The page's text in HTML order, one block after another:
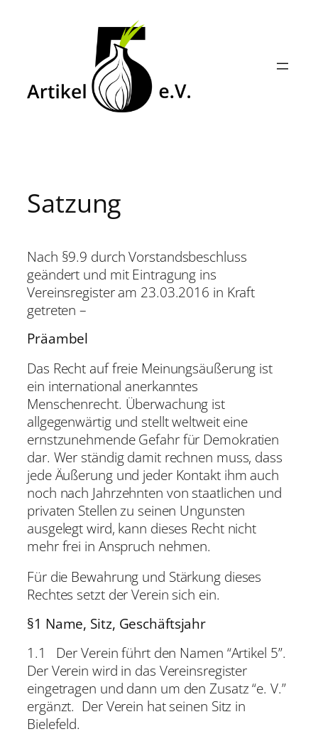
Satzung
Nach §9.9 durch Vorstandsbeschluss
geändert und mit Eintragung ins
Vereinsregister am 23.03.2016 in Kraft
getreten –
Präambel
Das Recht auf freie Meinungsäußerung ist
ein international anerkanntes
Menschenrecht. Überwachung ist
allgegenwärtig und stellt weltweit eine
ernstzunehmende Gefahr für Demokratien
dar. Wer ständig damit rechnen muss, dass
jede Äußerung und jeder Kontakt ihm auch
noch nach Jahrzehnten von staatlichen und
privaten Stellen zu seinen Ungunsten
ausgelegt wird, kann dieses Recht nicht
mehr frei in Anspruch nehmen.
Für die Bewahrung und Stärkung dieses
Rechtes setzt der Verein sich ein.
§1 Name, Sitz, Geschäftsjahr
1.1 Der Verein führt den Namen “Artikel 5”.
Der Verein wird in das Vereinsregister
eingetragen und dann um den Zusatz “e. V.”
ergänzt. Der Verein hat seinen Sitz in
Bielefeld.